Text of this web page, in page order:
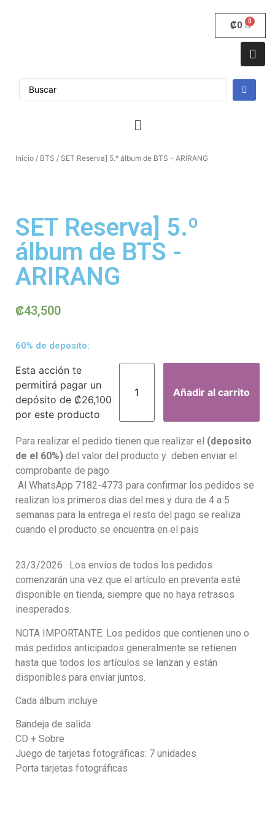
₡0
Inicio / BTS / SET Reserva] 5.º álbum de BTS – ARIRANG
SET Reserva] 5.º
álbum de BTS -
ARIRANG
₡43,500
60% de deposito:
Esta acción te
permitirá pagar un
depósito de ₡26,100
por este producto
Añadir al carrito
Para realizar el pedido tienen que realizar el (deposito
de el 60%) del valor del producto y deben enviar el
comprobante de pago
Al WhatsApp 7182-4773 para confirmar los pedidos se
realizan los primeros dias del mes y dura de 4 a 5
semanas para la entrega el resto del pago se realiza
cuando el producto se encuentra en el pais
23/3/2026 . Los envíos de todos los pedidos
comenzarán una vez que el artículo en preventa esté
disponible en tienda, siempre que no haya retrasos
inesperados.
NOTA IMPORTANTE: Los pedidos que contienen uno o
más pedidos anticipados generalmente se retienen
hasta que todos los artículos se lanzan y están
disponibles para enviar juntos.
Cada álbum incluye
Bandeja de salida
CD + Sobre
Juego de tarjetas fotográficas: 7 unidades
Porta tarjetas fotográficas